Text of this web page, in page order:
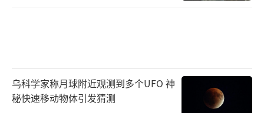
乌科学家称月球附近观测到多个UFO 神
秘快速移动物体引发猜测